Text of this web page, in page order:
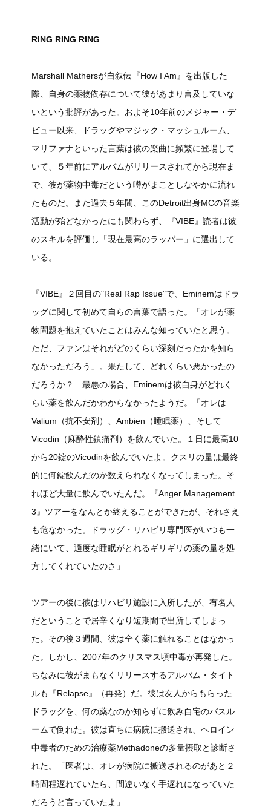
RING RING RING
Marshall Mathersが自叙伝『How I Am』を出版した
際、自身の薬物依存について彼があまり言及していな
いという批評があった。およそ10年前のメジャー・デ
ビュー以来、ドラッグやマジック・マッシュルーム、
マリファナといった言葉は彼の楽曲に頻繁に登場して
いて、５年前にアルバムがリリースされてから現在ま
で、彼が薬物中毒だという噂がまことしなやかに流れ
たものだ。また過去５年間、このDetroit出身MCの音楽
活動が殆どなかったにも関わらず、『VIBE』読者は彼
のスキルを評価し「現在最高のラッパー」に選出して
いる。
『VIBE』２回目の"Real Rap Issue"で、Eminemはドラ
ッグに関して初めて自らの言葉で語った。「オレが薬
物問題を抱えていたことはみんな知っていたと思う。
ただ、ファンはそれがどのくらい深刻だったかを知ら
なかっただろう」。果たして、どれくらい悪かったの
だろうか？ 最悪の場合、Eminemは彼自身がどれく
らい薬を飲んだかわからなかったようだ。「オレは
Valium（抗不安剤）、Ambien（睡眠薬）、そして
Vicodin（麻酔性鎮痛剤）を飲んでいた。１日に最高10
から20錠のVicodinを飲んでいたよ。クスリの量は最終
的に何錠飲んだのか数えられなくなってしまった。そ
れほど大量に飲んでいたんだ。『Anger Management
3』ツアーをなんとか終えることができたが、それさえ
も危なかった。ドラッグ・リハビリ専門医がいつも一
緒にいて、適度な睡眠がとれるギリギリの薬の量を処
方してくれていたのさ」
ツアーの後に彼はリハビリ施設に入所したが、有名人
だということで居辛くなり短期間で出所してしまっ
た。その後３週間、彼は全く薬に触れることはなかっ
た。しかし、2007年のクリスマス頃中毒が再発した。
ちなみに彼がまもなくリリースするアルバム・タイト
ルも『Relapse』（再発）だ。彼は友人からもらった
ドラッグを、何の薬なのか知らずに飲み自宅のバスル
ームで倒れた。彼は直ちに病院に搬送され、ヘロイン
中毒者のための治療薬Methadoneの多量摂取と診断さ
れた。「医者は、オレが病院に搬送されるのがあと２
時間程遅れていたら、間違いなく手遅れになっていた
だろうと言っていたよ」